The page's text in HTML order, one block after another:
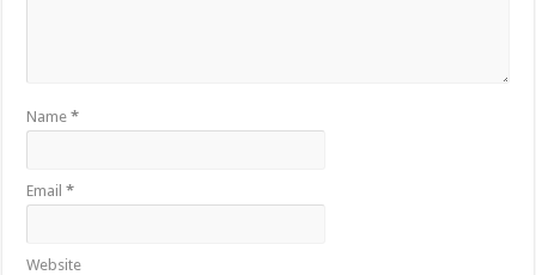
Name*
Email*
Website